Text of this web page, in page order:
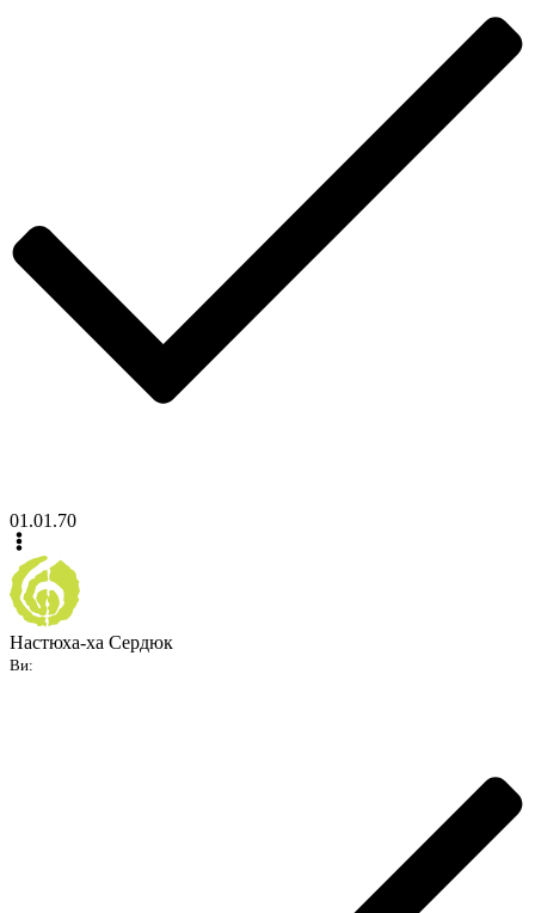
01.01.70
Настюха-ха Сердюк
Ви: